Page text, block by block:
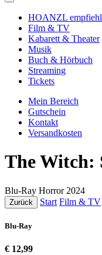
HOANZL
Film & TV
Kabarett & Theater
Musik
Buch & Hörbuch
Streaming
Tickets
Mein Bereich
Gutschein
Kontakt
Versandkosten
The Witch:
Blu-Ray Horror 2024
Zurück Start Film & TV
Blu-Ray
€ 12,99